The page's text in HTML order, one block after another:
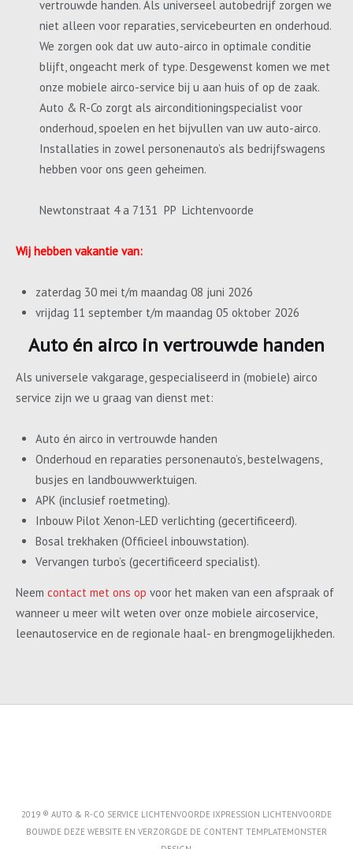
vertrouwde handen. Als universeel autobedrijf zorgen we
niet alleen voor reparaties, servicebeurten en onderhoud.
We zorgen ook dat uw auto-airco in optimale conditie
blijft, ongeacht merk of type. Desgewenst komen we met
onze mobiele airco-service bij u aan huis of op de zaak.
Auto & R-Co zorgt als airconditioningspecialist voor
onderhoud, spoelen en het bijvullen van uw auto-airco.
Installaties in zowel personenauto’s als bedrijfswagens
hebben voor ons geen geheimen.
Newtonstraat 4 a 7131 PP Lichtenvoorde
Wij hebben vakantie van:
zaterdag 30 mei t/m maandag 08 juni 2026
vrijdag 11 september t/m maandag 05 oktober 2026
Auto én airco in vertrouwde handen
Als universele vakgarage, gespecialiseerd in (mobiele) airco
service zijn we u graag van dienst met:
Auto én airco in vertrouwde handen
Onderhoud en reparaties personenauto’s, bestelwagens,
busjes en landbouwwerktuigen.
APK (inclusief roetmeting).
Inbouw Pilot Xenon-LED verlichting (gecertificeerd).
Bosal trekhaken (Officieel inbouwstation).
Vervangen turbo’s (gecertificeerd specialist).
Neem contact met ons op voor het maken van een afspraak of
wanneer u meer wilt weten over onze mobiele aircoservice,
leenautoservice en de regionale haal- en brengmogelijkheden.
2019 ® AUTO & R-CO SERVICE LICHTENVOORDE IXPRESSION LICHTENVOORDE
BOUWDE DEZE WEBSITE EN VERZORGDE DE CONTENT TEMPLATEMONSTER